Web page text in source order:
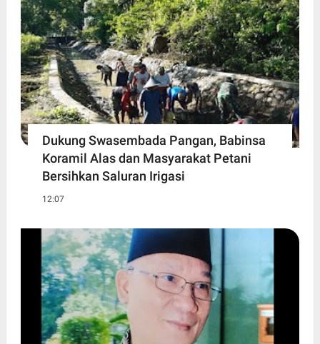
Dukung Swasembada Pangan, Babinsa
Koramil Alas dan Masyarakat Petani
Bersihkan Saluran Irigasi
12:07